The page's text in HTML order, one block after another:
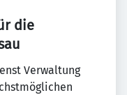
die
Verwaltung